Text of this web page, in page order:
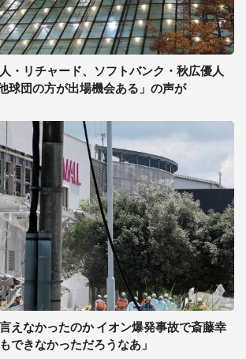
・リチャード、ソフトバンク・秋広優人
球団の方が出場機会ある」の声が
えなかったのか イオン爆発事故で斎藤幸
できなかっただろうなあ」